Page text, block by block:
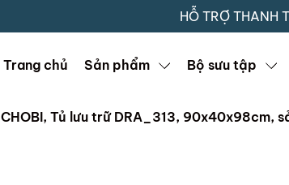
HỖ TRỢ THANH
Trang chủ Sản phẩm Bộ sưu tập
CHOBI, Tủ lưu trữ DRA_313, 90x40x98cm,